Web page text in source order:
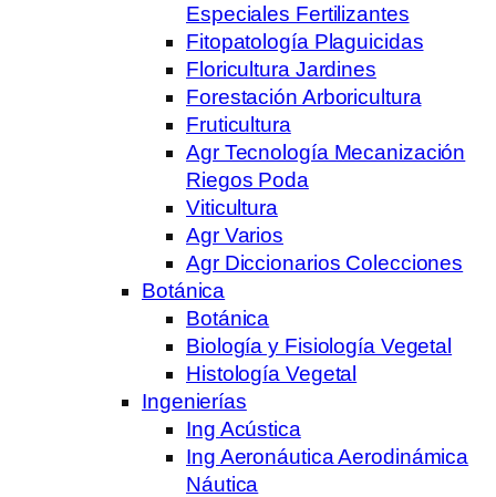
Especiales Fertilizantes
Fitopatología Plaguicidas
Floricultura Jardines
Forestación Arboricultura
Fruticultura
Agr Tecnología Mecanización
Riegos Poda
Viticultura
Agr Varios
Agr Diccionarios Colecciones
Botánica
Botánica
Biología y Fisiología Vegetal
Histología Vegetal
Ingenierías
Ing Acústica
Ing Aeronáutica Aerodinámica
Náutica